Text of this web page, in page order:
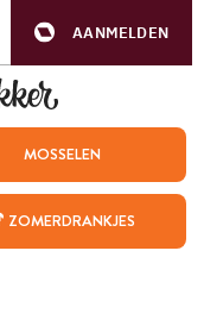
AANMELDEN
MOSSELEN
ZOMERDRANKJES